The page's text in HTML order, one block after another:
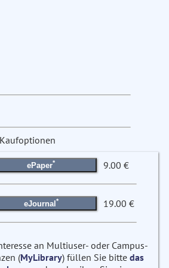
ePaper* 9.00 €
eJournal* 19.00 €
an Multiuser- oder Campus-
(MyLibrary) füllen Sie bitte das